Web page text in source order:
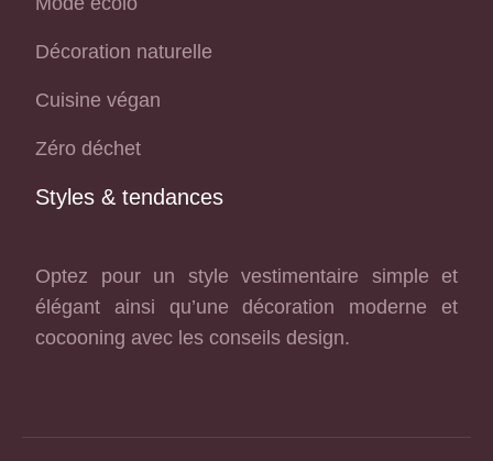
Décoration naturelle
Cuisine végan
Zéro déchet
Styles & tendances
Optez pour un style vestimentaire simple et
élégant ainsi qu’une décoration moderne et
cocooning avec les conseils design.